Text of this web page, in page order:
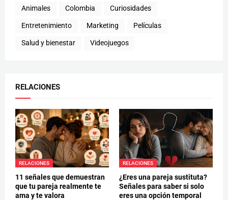
Animales Colombia Curiosidades
Entretenimiento Marketing Películas
Salud y bienestar Videojuegos
RELACIONES
RELACIONES
11 señales que demuestran
que tu pareja realmente te
ama y te valora
RELACIONES
¿Eres una pareja sustituta?
Señales para saber si solo
eres una opción temporal